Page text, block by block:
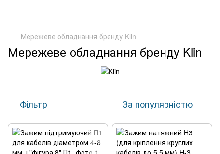
Мережеве обладнання бренду Klin
Мережеве обладнання бренду Klin
Фільтр За популярністю